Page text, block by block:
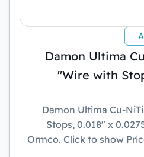
Damon Ultima
Wire with
Damon Ultima Cu-
Stops, 0.018" x
Ormco. Click to show